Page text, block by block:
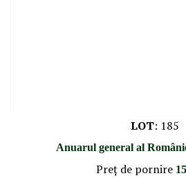
LOT: 185
Anuarul general al
Preţ de pornire